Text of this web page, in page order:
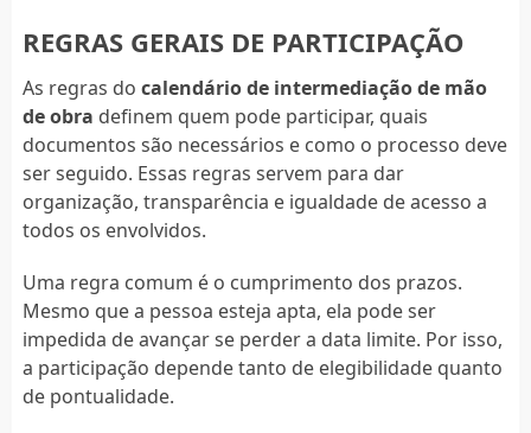
REGRAS GERAIS DE PARTICIPAÇÃO
As regras do calendário de intermediação de mão
de obra definem quem pode participar, quais
documentos são necessários e como o processo deve
ser seguido. Essas regras servem para dar
organização, transparência e igualdade de acesso a
todos os envolvidos.
Uma regra comum é o cumprimento dos prazos.
Mesmo que a pessoa esteja apta, ela pode ser
impedida de avançar se perder a data limite. Por isso,
a participação depende tanto de elegibilidade quanto
de pontualidade.